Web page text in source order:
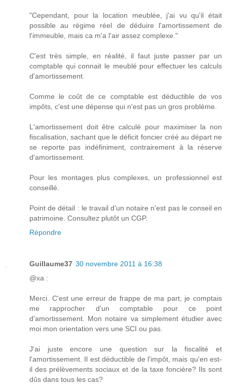
"Cependant, pour la location meublée, j'ai vu qu'il était
possible au régime réel de déduire l'amortissement de
l'immeuble, mais ca m'a l'air assez complexe."
C'est très simple, en réalité, il faut juste passer par un
comptable qui connait le meublé pour effectuer les calculs
d'amortissement.
Comme le coût de ce comptable est déductible de vos
impôts, c'est une dépense qui n'est pas un gros problème.
L'amortissement doit être calculé pour maximiser la non
fiscalisation, sachant que le déficit foncier créé au départ ne
se reporte pas indéfiniment, contrairement à la réserve
d'amortissement.
Pour les montages plus complexes, un professionnel est
conseillé.
Point de détail : le travail d'un notaire n'est pas le conseil en
patrimoine. Consultez plutôt un CGP.
Répondre
Guillaume37 30 novembre 2011 à 16:38
@xa :
Merci. C'est une erreur de frappe de ma part, je comptais
me rapprocher d'un comptable pour ce point
d'amortissement. Mon notaire va simplement étudier avec
moi mon orientation vers une SCI ou pas.
J'ai juste encore une question sur la fiscalité et
l'amortissement. Il est déductible de l'impôt, mais qu'en est-
il des prélèvements sociaux et de la taxe foncière? Ils sont
dûs dans tous les cas?